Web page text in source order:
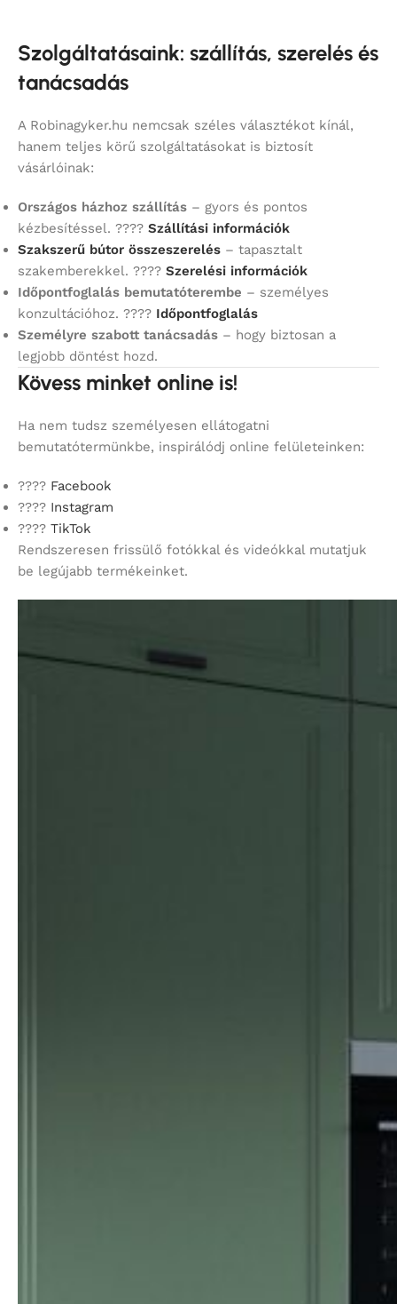
Szolgáltatásaink: szállítás, szerelés és
tanácsadás
A Robinagyker.hu nemcsak széles választékot kínál,
hanem teljes körű szolgáltatásokat is biztosít
vásárlóinak:
Országos házhoz szállítás – gyors és pontos
kézbesítéssel. ???? Szállítási információk
Szakszerű bútor összeszerelés – tapasztalt
szakemberekkel. ???? Szerelési információk
Időpontfoglalás bemutatóterembe – személyes
konzultációhoz. ???? Időpontfoglalás
Személyre szabott tanácsadás – hogy biztosan a
legjobb döntést hozd.
Kövess minket online is!
Ha nem tudsz személyesen ellátogatni
bemutatótermünkbe, inspirálódj online felületeinken:
???? Facebook
???? Instagram
???? TikTok
Rendszeresen frissülő fotókkal és videókkal mutatjuk
be legújabb termékeinket.